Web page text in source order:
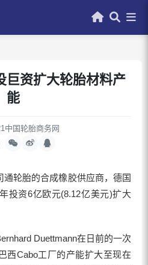
巨资扩大轮胎材料产
能
中国轮胎商务网
轮胎的合成橡胶供应商，德国
投资6亿欧元(8.12亿美元)扩大
Duettmann在日前的一次
西Cabo工厂的产能扩大至现在